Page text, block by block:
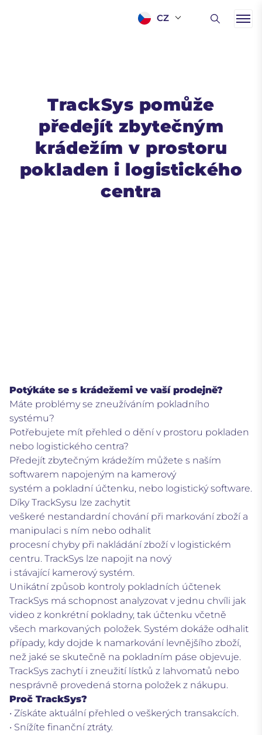
CZ
TrackSys pomůže
předejít zbytečným
krádežím v prostoru
pokladen i logistického
centra
Potýkáte se s krádežemi ve vaší prodejně?
Máte problémy se zneužíváním pokladního
systému?
Potřebujete mít přehled o dění v prostoru pokladen
nebo logistického centra?
Předejít zbytečným krádežím můžete s naším
softwarem napojeným na kamerový
systém a pokladní účtenku, nebo logistický software.
Díky TrackSysu lze zachytit
veškeré nestandardní chování při markování zboží a
manipulaci s ním nebo odhalit
procesní chyby při nakládání zboží v logistickém
centru. TrackSys lze napojit na nový
i stávající kamerový systém.
Unikátní způsob kontroly pokladních účtenek
TrackSys má schopnost analyzovat v jednu chvíli jak
video z konkrétní pokladny, tak účtenku včetně
všech markovaných položek. Systém dokáže odhalit
případy, kdy dojde k namarkování levnějšího zboží,
než jaké se skutečně na pokladním páse objevuje.
TrackSys zachytí i zneužití lístků z lahvomatů nebo
nesprávně provedená storna položek z nákupu.
Proč TrackSys?
• Získáte aktuální přehled o veškerých transakcích.
• Snížíte finanční ztráty.